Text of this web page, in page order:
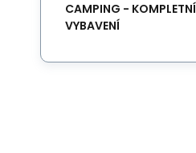
CAMPING - KOMPLETNÍ
VYBAVENÍ